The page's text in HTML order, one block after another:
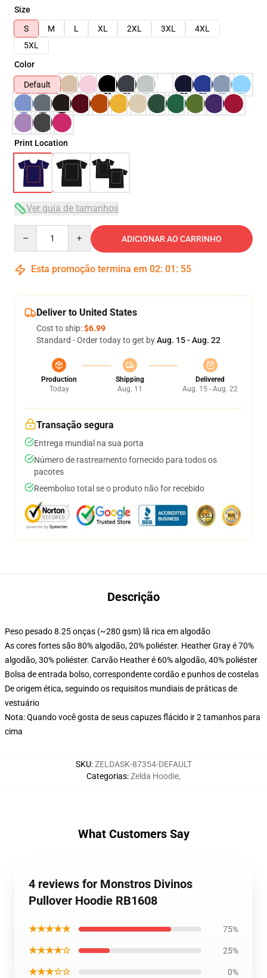
Size
S
M L XL 2XL 3XL
4XL
5XL
Color
Default
Print Location
Ver guia de tamanhos
ADICIONAR AO CARRINHO
Esta promoção termina em 02: 01 : 54
Deliver to United States
Cost to ship:$6.99
Standard - Order today to get byAug. 15 - Aug. 22
Production
Today
Shipping
Aug. 11
Delivered
Aug. 15 - Aug. 22
Transação segura
Entrega mundial na sua porta
Número de rastreamento fornecido para todos os
pacotes
Reembolso total se o produto não for recebido
Descrição
Peso pesado 8.25 onças (~280 gsm) lã rica em algodão
As cores fortes são 80% algodão, 20% poliéster. Heather Gray é 70%
algodão, 30% poliéster. Carvão Heather é 60% algodão, 40% poliéster
Bolsa de entrada bolso, correspondente cordão e punhos de costelas
De origem ética, seguindo os requisitos mundiais de práticas de
vestuário
Nota: Quando você gosta de seus capuzes flácido ir 2 tamanhos para
cima
SKU:ZELDASK-87354-DEFAULT
Categorias:Zelda Hoodie,
What Customers Say
4 reviews for Monstros Divinos
Pullover Hoodie RB1608
★★★★★ 75%
★★★★☆ 25%
★★★☆☆ 0%